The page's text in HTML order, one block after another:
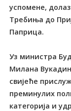
успомене,
Требиња до
Паприца.
Уз министра
Милана
свијеће
преминулих
категорија и